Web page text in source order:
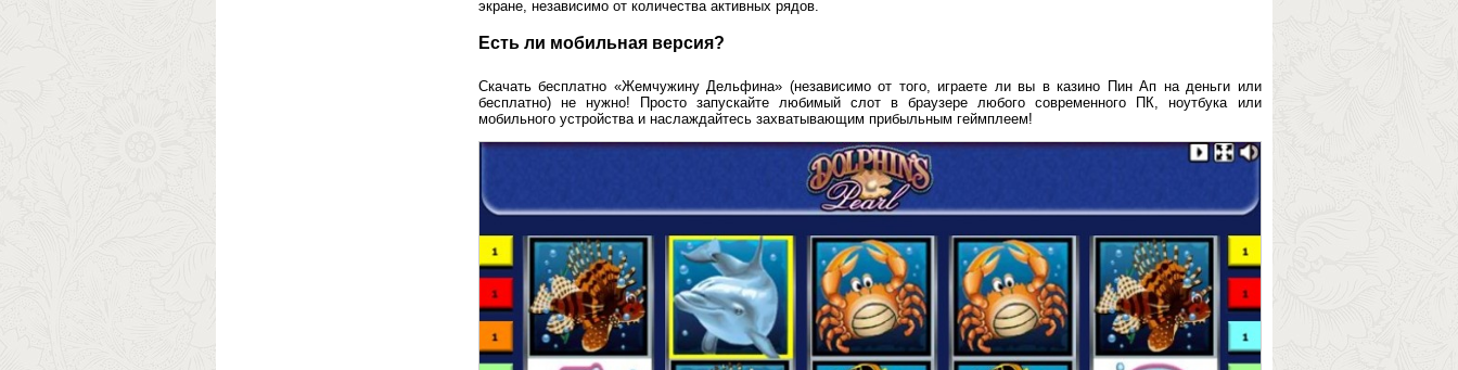
экране, независимо от количества активных рядов.
Есть ли мобильная версия?
Скачать бесплатно «Жемчужину Дельфина» (независимо от того, играете ли вы в казино Пин Ап на деньги или
бесплатно) не нужно! Просто запускайте любимый слот в браузере любого современного ПК, ноутбука или
мобильного устройства и наслаждайтесь захватывающим прибыльным геймплеем!